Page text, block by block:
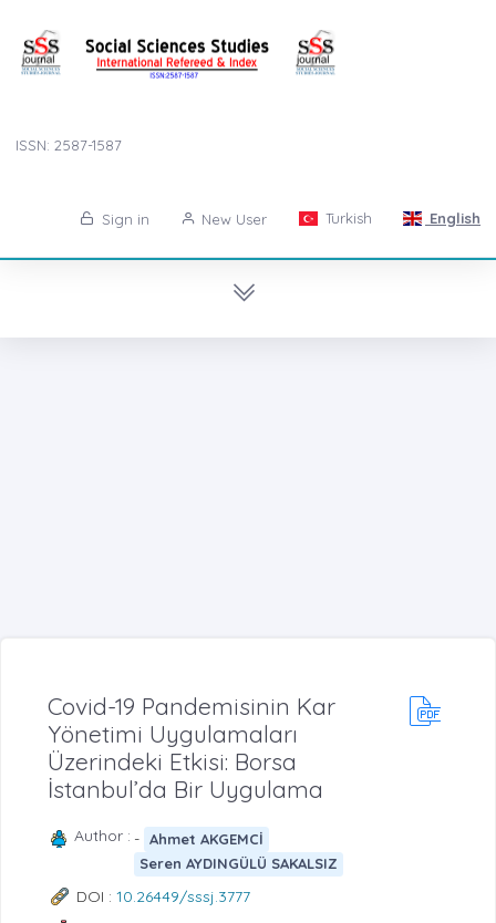
ISSN: 2587-1587
Sign in New User Turkish English
Covid-19 Pandemisinin Kar
Yönetimi Uygulamaları
Üzerindeki Etkisi: Borsa
İstanbul’da Bir Uygulama
Author : - Ahmet AKGEMCİ
Seren AYDINGÜLÜ SAKALSIZ
DOI : 10.26449/sssj.3777